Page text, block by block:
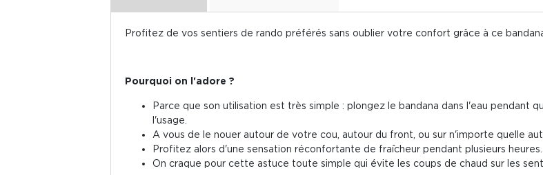
Profitez de vos sentiers de rando préférés sans oublier votre confort grâce à ce
Pourquoi on l'adore ?
Parce que son utilisation est très simple : plongez le bandana dans l'eau pendant
l'usage.
A vous de le nouer autour de votre cou, autour du front, ou sur n'importe quelle
Profitez alors d'une sensation réconfortante de fraîcheur pendant plusieurs heures.
On craque pour cette astuce toute simple qui évite les coups de chaud sur les